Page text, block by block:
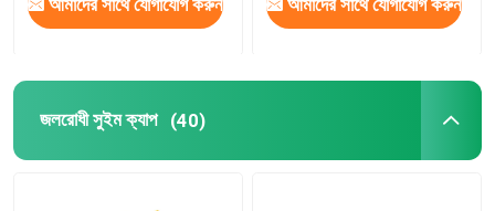
আমাদের সাথে যোগাযোগ করুন আমাদের সাথে যোগাযোগ করুন
জলরোধী সুইম ক্যাপ (40)